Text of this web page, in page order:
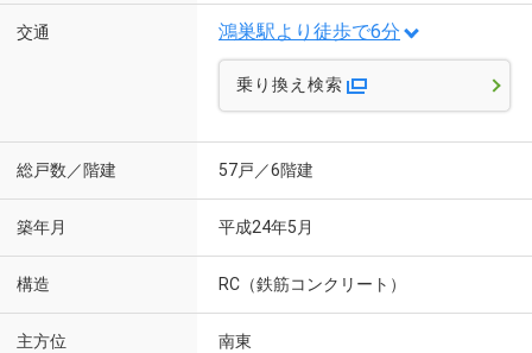
交通 鴻巣駅より徒歩で6分
乗り換え検索
総戸数／階建 57戸／6階建
築年月 平成24年5月
構造 RC（鉄筋コンクリート）
主方位 南東